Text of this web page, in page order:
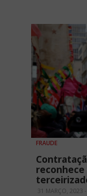
FRAUDE
31 MARÇO, 2023